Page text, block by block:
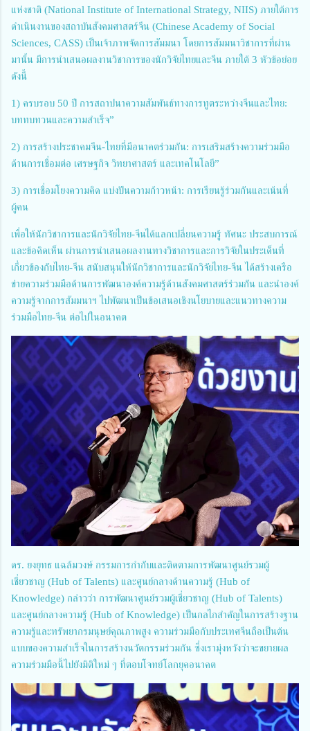
แห่งชาติ (National Institute of International Strategy, NIIS) ภายใต้การ
ดำเนินงานของสถาบันสังคมศาสตร์จีน (Chinese Academy of Social
Sciences, CASS) เป็นเจ้าภาพจัดการสัมมนา โดยการสัมมนาวิชาการที่ผ่าน
มานั้น มีการนำเสนอผลงานวิชาการของนักวิจัยไทยและจีน ภายใต้ 3 หัวข้อย่อย
ดังนี้
1) ครบรอบ 50 ปี การสถาปนาความสัมพันธ์ทางการทูตระหว่างจีนและไทย:
บททบทวนและความสําเร็จ”
2) การสร้างประชาคมจีน-ไทยที่มีอนาคตร่วมกัน: การเสริมสร้างความร่วมมือ
ด้านการเชื่อมต่อ เศรษฐกิจ วิทยาศาสตร์ และเทคโนโลยี”
3) การเชื่อมโยงความคิด แบ่งปันความก้าวหน้า: การเรียนรู้ร่วมกันและเน้นที่
ผู้คน
เพื่อให้นักวิชาการและนักวิจัยไทย-จีนได้แลกเปลี่ยนความรู้ ทัศนะ ประสบการณ์
และข้อคิดเห็น ผ่านการนำเสนอผลงานทางวิชาการและการวิจัยในประเด็นที่
เกี่ยวข้องกับไทย-จีน สนับสนุนให้นักวิชาการและนักวิจัยไทย-จีน ได้สร้างเครือ
ข่ายความร่วมมือด้านการพัฒนาองค์ความรู้ด้านสังคมศาสตร์ร่วมกัน และนำองค์
ความรู้จากการสัมมนาฯ ไปพัฒนาเป็นข้อเสนอเชิงนโยบายและแนวทางความ
ร่วมมือไทย-จีน ต่อไปในอนาคต
ดร. ยงยุทธ แฉล้มวงษ์ กรรมการกํากับและติดตามการพัฒนาศูนย์รวมผู้
เชี่ยวชาญ (Hub of Talents) และศูนย์กลางด้านความรู้ (Hub of
Knowledge) กล่าวว่า การพัฒนาศูนย์รวมผู้เชี่ยวชาญ (Hub of Talents)
และศูนย์กลางความรู้ (Hub of Knowledge) เป็นกลไกสำคัญในการสร้างฐาน
ความรู้และทรัพยากรมนุษย์คุณภาพสูง ความร่วมมือกับประเทศจีนถือเป็นต้น
แบบของความสำเร็จในการสร้างนวัตกรรมร่วมกัน ซึ่งเรามุ่งหวังว่าจะขยายผล
ความร่วมมือนี้ไปยังมิติใหม่ ๆ ที่ตอบโจทย์โลกยุคอนาคต